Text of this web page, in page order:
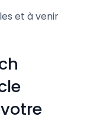
et à venir